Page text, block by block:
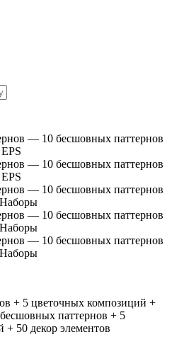
+ 5 цветочных композиций +
паттернов + 5
50 декор элементов